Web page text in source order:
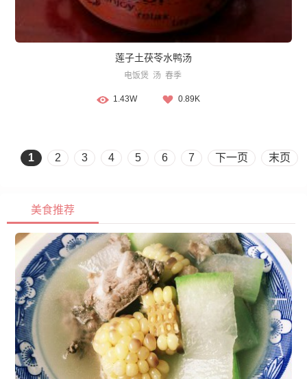
莲子土茯苓水鸭汤
电饭煲 汤 春季
1.43W 0.89K
1 2 3 4 5 6 7 下一页 末页
美食推荐